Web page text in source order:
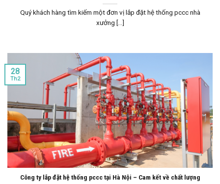
Quý khách hàng tìm kiếm một đơn vị lắp đặt hệ thống pccc nhà
xưởng [...]
Công ty lắp đặt hệ thống pccc tại Hà Nội – Cam kết về chất lượng
28
Th2